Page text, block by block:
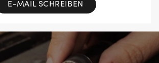
E-MAIL SCHREIBEN